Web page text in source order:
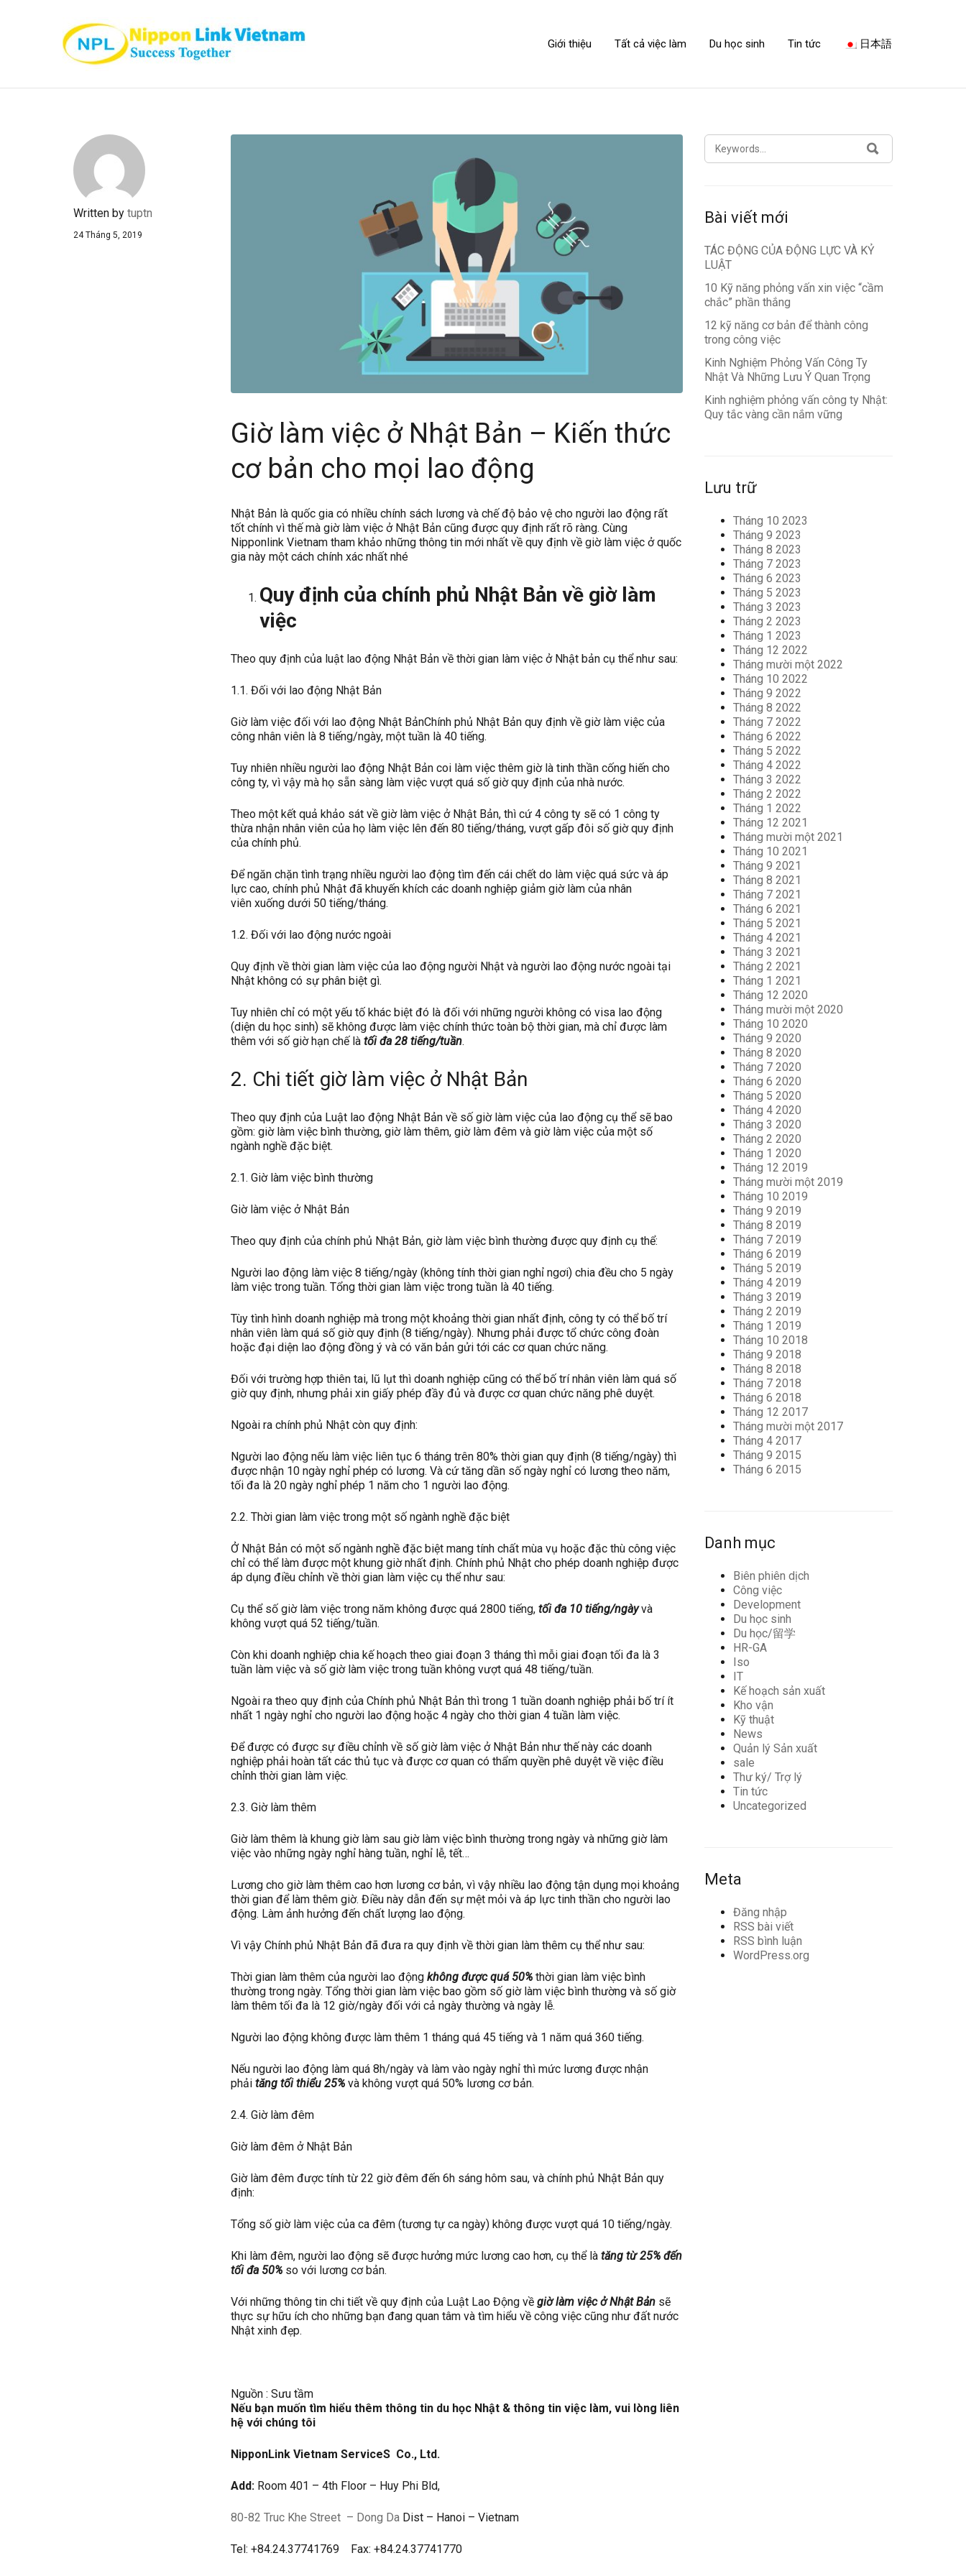
Giới thiệu Tất cả việc làm Du học sinh Tin tức 日本語
Written by tuptn
24 Tháng 5, 2019
Giờ làm việc ở Nhật Bản – Kiến thức
cơ bản cho mọi lao động
Nhật Bản là quốc gia có nhiều chính sách lương và chế độ bảo vệ cho người lao động rất
tốt chính vì thế mà giờ làm việc ở Nhật Bản cũng được quy định rất rõ ràng. Cùng
Nipponlink Vietnam tham khảo những thông tin mới nhất về quy định về giờ làm việc ở quốc
gia này một cách chính xác nhất nhé
Quy định của chính phủ Nhật Bản về giờ làm
việc
Theo quy định của luật lao động Nhật Bản về thời gian làm việc ở Nhật bản cụ thể như sau:
1.1. Đối với lao động Nhật Bản
Giờ làm việc đối với lao động Nhật BảnChính phủ Nhật Bản quy định về giờ làm việc của
công nhân viên là 8 tiếng/ngày, một tuần là 40 tiếng.
Tuy nhiên nhiều người lao động Nhật Bản coi làm việc thêm giờ là tinh thần cống hiến cho
công ty, vì vậy mà họ sẵn sàng làm việc vượt quá số giờ quy định của nhà nước.
Theo một kết quả khảo sát về giờ làm việc ở Nhật Bản, thì cứ 4 công ty sẽ có 1 công ty
thừa nhận nhân viên của họ làm việc lên đến 80 tiếng/tháng, vượt gấp đôi số giờ quy định
của chính phủ.
Để ngăn chặn tình trạng nhiều người lao động tìm đến cái chết do làm việc quá sức và áp
lực cao, chính phủ Nhật đã khuyến khích các doanh nghiệp giảm giờ làm của nhân
viên xuống dưới 50 tiếng/tháng.
1.2. Đối với lao động nước ngoài
Quy định về thời gian làm việc của lao động người Nhật và người lao động nước ngoài tại
Nhật không có sự phân biệt gì.
Tuy nhiên chỉ có một yếu tố khác biệt đó là đối với những người không có visa lao động
(diện du học sinh) sẽ không được làm việc chính thức toàn bộ thời gian, mà chỉ được làm
thêm với số giờ hạn chế làtối đa 28 tiếng/tuần.
2. Chi tiết giờ làm việc ở Nhật Bản
Theo quy định của Luật lao động Nhật Bản về số giờ làm việc của lao động cụ thể sẽ bao
gồm: giờ làm việc bình thường, giờ làm thêm, giờ làm đêm và giờ làm việc của một số
ngành nghề đặc biệt.
2.1. Giờ làm việc bình thường
Giờ làm việc ở Nhật Bản
Theo quy định của chính phủ Nhật Bản, giờ làm việc bình thường được quy định cụ thể:
Người lao động làm việc 8 tiếng/ngày (không tính thời gian nghỉ ngơi) chia đều cho 5 ngày
làm việc trong tuần. Tổng thời gian làm việc trong tuần là 40 tiếng.
Tùy tình hình doanh nghiệp mà trong một khoảng thời gian nhất định, công ty có thể bố trí
nhân viên làm quá số giờ quy định (8 tiếng/ngày). Nhưng phải được tổ chức công đoàn
hoặc đại diện lao động đồng ý và có văn bản gửi tới các cơ quan chức năng.
Đối với trường hợp thiên tai, lũ lụt thì doanh nghiệp cũng có thể bố trí nhân viên làm quá số
giờ quy định, nhưng phải xin giấy phép đầy đủ và được cơ quan chức năng phê duyệt.
Ngoài ra chính phủ Nhật còn quy định:
Người lao động nếu làm việc liên tục 6 tháng trên 80% thời gian quy định (8 tiếng/ngày) thì
được nhận 10 ngày nghỉ phép có lương. Và cứ tăng dần số ngày nghỉ có lương theo năm,
tối đa là 20 ngày nghỉ phép 1 năm cho 1 người lao động.
2.2. Thời gian làm việc trong một số ngành nghề đặc biệt
Ở Nhật Bản có một số ngành nghề đặc biệt mang tính chất mùa vụ hoặc đặc thù công việc
chỉ có thể làm được một khung giờ nhất định. Chính phủ Nhật cho phép doanh nghiệp được
áp dụng điều chỉnh về thời gian làm việc cụ thể như sau:
Cụ thể số giờ làm việc trong năm không được quá 2800 tiếng,tối đa 10 tiếng/ngàyvà
không vượt quá 52 tiếng/tuần.
Còn khi doanh nghiệp chia kế hoạch theo giai đoạn 3 tháng thì mỗi giai đoạn tối đa là 3
tuần làm việc và số giờ làm việc trong tuần không vượt quá 48 tiếng/tuần.
Ngoài ra theo quy định của Chính phủ Nhật Bản thì trong 1 tuần doanh nghiệp phải bố trí ít
nhất 1 ngày nghỉ cho người lao động hoặc 4 ngày cho thời gian 4 tuần làm việc.
Để được có được sự điều chỉnh về số giờ làm việc ở Nhật Bản như thế này các doanh
nghiệp phải hoàn tất các thủ tục và được cơ quan có thẩm quyền phê duyệt về việc điều
chỉnh thời gian làm việc.
2.3. Giờ làm thêm
Giờ làm thêm là khung giờ làm sau giờ làm việc bình thường trong ngày và những giờ làm
việc vào những ngày nghỉ hàng tuần, nghỉ lễ, tết…
Lương cho giờ làm thêm cao hơn lương cơ bản, vì vậy nhiều lao động tận dụng mọi khoảng
thời gian để làm thêm giờ. Điều này dẫn đến sự mệt mỏi và áp lực tinh thần cho người lao
động. Làm ảnh hưởng đến chất lượng lao động.
Vì vậy Chính phủ Nhật Bản đã đưa ra quy định về thời gian làm thêm cụ thể như sau:
Thời gian làm thêm của người lao độngkhông được quá 50% thời gian làm việc bình
thường trong ngày. Tổng thời gian làm việc bao gồm số giờ làm việc bình thường và số giờ
làm thêm tối đa là 12 giờ/ngày đối với cả ngày thường và ngày lễ.
Người lao động không được làm thêm 1 tháng quá 45 tiếng và 1 năm quá 360 tiếng.
Nếu người lao động làm quá 8h/ngày và làm vào ngày nghỉ thì mức lương được nhận
phảităng tối thiểu 25% và không vượt quá 50% lương cơ bản.
2.4. Giờ làm đêm
Giờ làm đêm ở Nhật Bản
Giờ làm đêm được tính từ 22 giờ đêm đến 6h sáng hôm sau, và chính phủ Nhật Bản quy
định:
Tổng số giờ làm việc của ca đêm (tương tự ca ngày) không được vượt quá 10 tiếng/ngày.
Khi làm đêm, người lao động sẽ được hưởng mức lương cao hơn, cụ thể làtăng từ 25% đến
tối đa 50% so với lương cơ bản.
Với những thông tin chi tiết về quy định của Luật Lao Động vềgiờ làm việc ở Nhật Bản sẽ
thực sự hữu ích cho những bạn đang quan tâm và tìm hiểu về công việc cũng như đất nước
Nhật xinh đẹp.
Nguồn : Sưu tầm
Nếu bạn muốn tìm hiểu thêm thông tin du học Nhật & thông tin việc làm, vui lòng liên
hệ với chúng tôi
NipponLink Vietnam ServiceS Co., Ltd.
Add: Room 401 – 4th Floor – Huy Phi Bld,
80-82 Truc Khe Street – Dong Da Dist – Hanoi – Vietnam
Tel: +84.24.37741769 Fax: +84.24.37741770
SEARCH
FOR:
Bài viết mới
TÁC ĐỘNG CỦA ĐỘNG LỰC VÀ KỶ
LUẬT
10 Kỹ năng phỏng vấn xin việc “cầm
chắc” phần thắng
12 kỹ năng cơ bản để thành công
trong công việc
Kinh Nghiệm Phỏng Vấn Công Ty
Nhật Và Những Lưu Ý Quan Trọng
Kinh nghiệm phỏng vấn công ty Nhật:
Quy tắc vàng cần nắm vững
Lưu trữ
Tháng 10 2023
Tháng 9 2023
Tháng 8 2023
Tháng 7 2023
Tháng 6 2023
Tháng 5 2023
Tháng 3 2023
Tháng 2 2023
Tháng 1 2023
Tháng 12 2022
Tháng mười một 2022
Tháng 10 2022
Tháng 9 2022
Tháng 8 2022
Tháng 7 2022
Tháng 6 2022
Tháng 5 2022
Tháng 4 2022
Tháng 3 2022
Tháng 2 2022
Tháng 1 2022
Tháng 12 2021
Tháng mười một 2021
Tháng 10 2021
Tháng 9 2021
Tháng 8 2021
Tháng 7 2021
Tháng 6 2021
Tháng 5 2021
Tháng 4 2021
Tháng 3 2021
Tháng 2 2021
Tháng 1 2021
Tháng 12 2020
Tháng mười một 2020
Tháng 10 2020
Tháng 9 2020
Tháng 8 2020
Tháng 7 2020
Tháng 6 2020
Tháng 5 2020
Tháng 4 2020
Tháng 3 2020
Tháng 2 2020
Tháng 1 2020
Tháng 12 2019
Tháng mười một 2019
Tháng 10 2019
Tháng 9 2019
Tháng 8 2019
Tháng 7 2019
Tháng 6 2019
Tháng 5 2019
Tháng 4 2019
Tháng 3 2019
Tháng 2 2019
Tháng 1 2019
Tháng 10 2018
Tháng 9 2018
Tháng 8 2018
Tháng 7 2018
Tháng 6 2018
Tháng 12 2017
Tháng mười một 2017
Tháng 4 2017
Tháng 9 2015
Tháng 6 2015
Danh mục
Biên phiên dịch
Công việc
Development
Du học sinh
Du học/留学
HR-GA
Iso
IT
Kế hoạch sản xuất
Kho vận
Kỹ thuật
News
Quản lý Sản xuất
sale
Thư ký/ Trợ lý
Tin tức
Uncategorized
Meta
Đăng nhập
RSS bài viết
RSS bình luận
WordPress.org